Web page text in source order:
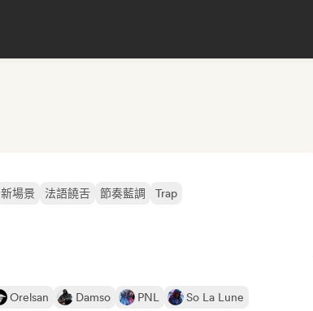
新場景 法語饒舌 節奏藍調 Trap
Orelsan Damso PNL
So La Lune